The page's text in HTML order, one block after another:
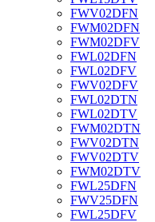
FWV02DFN
FWM02DFN
FWM02DFV
FWL02DFN
FWL02DFV
FWV02DFV
FWL02DTN
FWL02DTV
FWM02DTN
FWV02DTN
FWV02DTV
FWM02DTV
FWL25DFN
FWV25DFN
FWL25DFV